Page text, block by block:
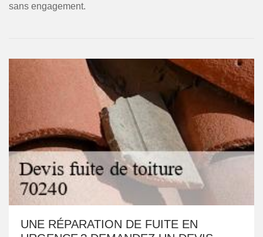
sans engagement.
UNE RÉPARATION DE FUITE EN